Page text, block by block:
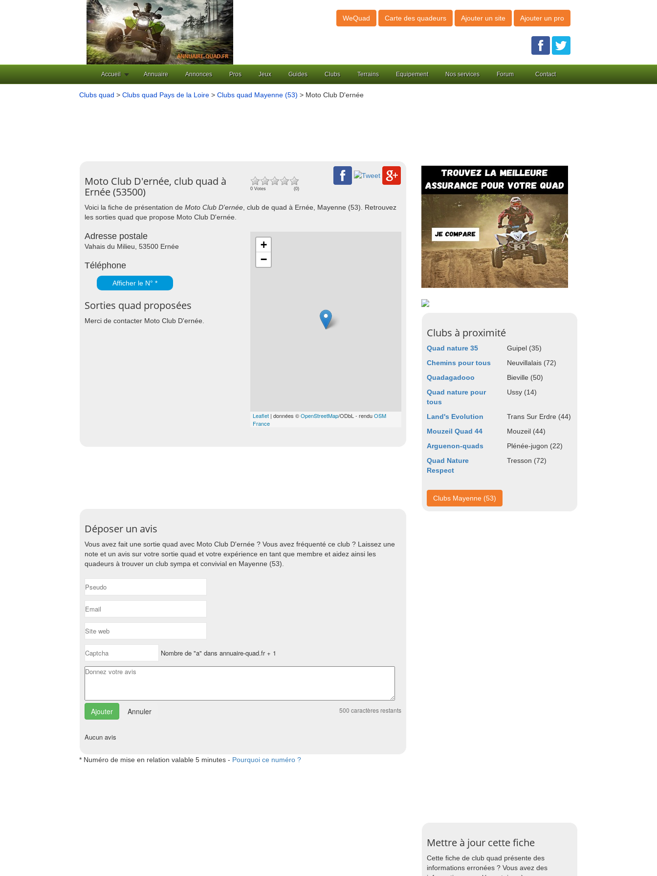
WeQuad Carte des quadeurs Ajouter un site Ajouter un pro
Accueil Annuaire Annonces Pros Jeux Guides Clubs Terrains Equipement Nos services Forum Contact
Clubs quad > Clubs quad Pays de la Loire > Clubs quad Mayenne (53) > Moto Club D'ernée
Moto Club D'ernée, club quad à
Ernée (53500)
0 Votes (0)
Voici la fiche de présentation de Moto Club D'ernée , club de quad à Ernée, Mayenne (53). Retrouvez
les sorties quad que propose Moto Club D'ernée.
Adresse postale
Vahais du Milieu, 53500 Ernée
Téléphone
Afficher le N° *
Sorties quad proposées
Merci de contacter Moto Club D'ernée.
+
−
Leaflet | données ©OpenStreetMap/ODbL - renduOSM
France
Déposer un avis
Vous avez fait une sortie quad avec Moto Club D'ernée ? Vous avez fréquenté ce club ? Laissez une
note et un avis sur votre sortie quad et votre expérience en tant que membre et aidez ainsi les
quadeurs à trouver un club sympa et convivial en Mayenne (53).
Nombre de "a" dans annuaire-quad.fr + 1
Annuler 500 caractères restants
Aucun avis
* Numéro de mise en relation valable 5 minutes - Pourquoi ce numéro ?
Clubs à proximité
Quad nature 35
Guipel (35)
Chemins pour tous
Neuvillalais (72)
Quadagadooo
Bieville (50)
Quad nature pour
tous
Ussy (14)
Land's Evolution
Trans Sur Erdre (44)
Mouzeil Quad 44
Mouzeil (44)
Arguenon-quads
Plénée-jugon (22)
Quad Nature
Respect
Tresson (72)
Clubs Mayenne (53)
Mettre à jour cette fiche
Cette fiche de club quad présente des
informations erronées ? Vous avez des